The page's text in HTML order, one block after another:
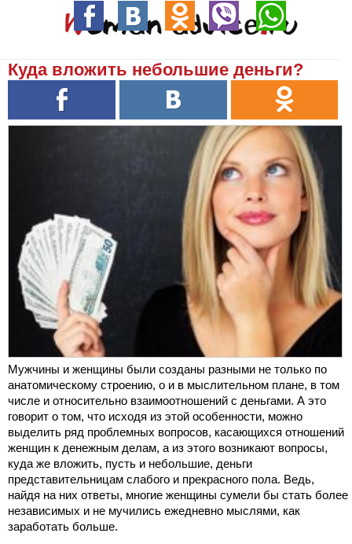
Куда вложить небольшие деньги?
Мужчины и женщины были созданы разными не только по
анатомическому строению, о и в мыслительном плане, в том
числе и относительно взаимоотношений с деньгами. А это
говорит о том, что исходя из этой особенности, можно
выделить ряд проблемных вопросов, касающихся отношений
женщин к денежным делам, а из этого возникают вопросы,
куда же вложить, пусть и небольшие, деньги
представительницам слабого и прекрасного пола. Ведь,
найдя на них ответы, многие женщины сумели бы стать более
независимых и не мучились ежедневно мыслями, как
заработать больше.